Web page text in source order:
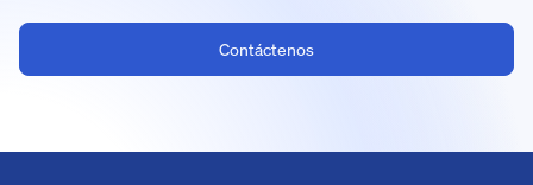
Contáctenos